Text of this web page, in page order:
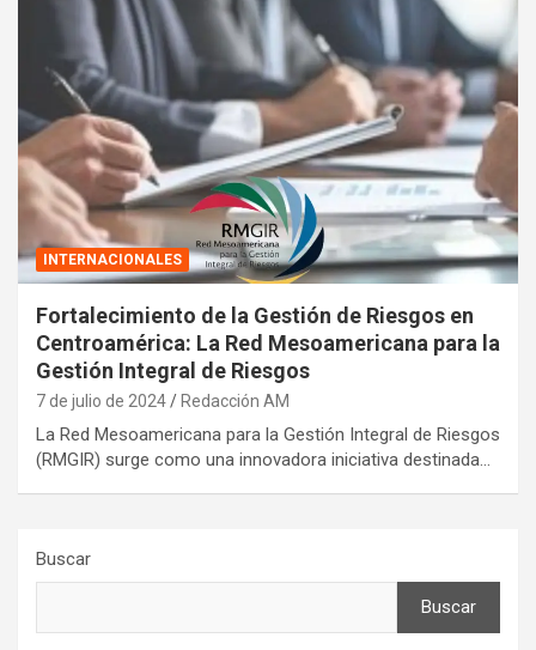
INTERNACIONALES
Fortalecimiento de la Gestión de Riesgos en
Centroamérica: La Red Mesoamericana para la
Gestión Integral de Riesgos
7 de julio de 2024 Redacción AM
La Red Mesoamericana para la Gestión Integral de Riesgos
(RMGIR) surge como una innovadora iniciativa destinada…
Buscar
Buscar